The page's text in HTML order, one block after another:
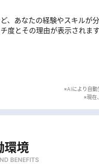
、あなたの経験やスキルが
度とその理由が表示されま
※AIにより自動
環境
BENEFITS